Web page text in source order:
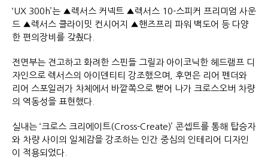
‘UX 300h’는 ▲렉서스 커넥트 ▲렉서스 10-스피커 프리미엄 사운
드 ▲렉서스 클라이밋 컨시어지 ▲핸즈프리 파워 백도어 등 다양
한 편의장비를 갖췄다.
전면부는 견고하고 화려한 스핀들 그릴과 아이코닉한 헤드램프 디
자인으로 렉서스의 아이덴티티 강조했으며, 후면은 리어 펜더와
리어 스포일러가 차체에서 바깥쪽으로 뻗어 나가 크로스오버 차량
의 역동성을 표현했다.
실내는 ‘크로스 크리에이트(Cross-Create)’ 콘셉트를 통해 탑승자
와 차량 사이의 일체감을 강조하는 인간 중심의 인테리어 디자인
이 적용되었다.